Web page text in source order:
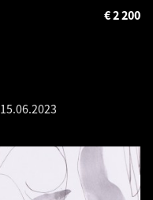
2 200
€
15.06.2023